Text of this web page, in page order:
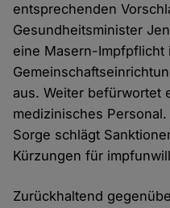
entsprechenden
Gesundheitsminister
eine Masern-Impfpflicht
aus. Weiter befürwortet
medizinisches
Sorge schlägt
Kürzungen für
Zurückhaltend